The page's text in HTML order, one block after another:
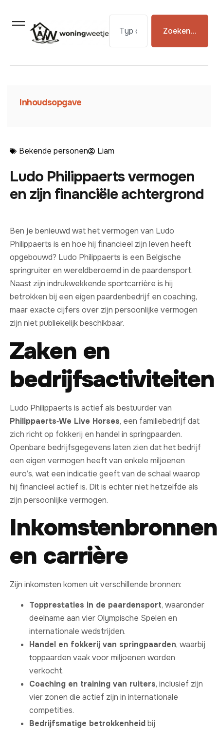
Zoeken...
Inhoudsopgave
Bekende personen Liam
Ludo Philippaerts vermogen
en zijn financiële achtergrond
Ben je benieuwd wat het vermogen van Ludo
Philippaerts is en hoe hij financieel zijn leven heeft
opgebouwd? Ludo Philippaerts is een Belgische
springruiter en wereldberoemd in de paardensport.
Naast zijn indrukwekkende sportcarrière is hij
betrokken bij een eigen paardenbedrijf en coaching,
maar exacte cijfers over zijn persoonlijke vermogen
zijn niet publiekelijk beschikbaar.
Zaken en
bedrijfsactiviteiten
Ludo Philippaerts is actief als bestuurder van
Philippaerts‑We Live Horses, een familiebedrijf dat
zich richt op fokkerij en handel in springpaarden.
Openbare bedrijfsgegevens laten zien dat het bedrijf
een eigen vermogen heeft van enkele miljoenen
euro’s, wat een indicatie geeft van de schaal waarop
hij financieel actief is. Dit is echter niet hetzelfde als
zijn persoonlijke vermogen.
Inkomstenbronnen
en carrière
Zijn inkomsten komen uit verschillende bronnen:
Topprestaties in de paardensport, waaronder
deelname aan vier Olympische Spelen en
internationale wedstrijden.
Handel en fokkerij van springpaarden, waarbij
toppaarden vaak voor miljoenen worden
verkocht.
Coaching en training van ruiters, inclusief zijn
vier zonen die actief zijn in internationale
competities.
Bedrijfsmatige betrokkenheidbij